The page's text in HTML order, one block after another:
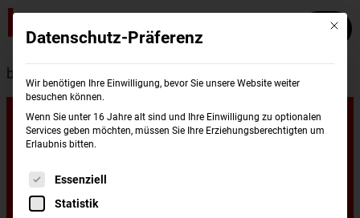
burgerme
Unsere
Standorte in
Mit
Datenschutz-Präferenz
Wir benötigen Ihre Einwilligung, bevor Sie unsere Website weiter
besuchen können.
Wenn Sie unter 16 Jahre alt sind und Ihre Einwilligung zu optionalen
Services geben möchten, müssen Sie Ihre Erziehungsberechtigten um
Erlaubnis bitten.
Es folgt eine Liste der Service-Gruppen, für
Essenziell
Statistik